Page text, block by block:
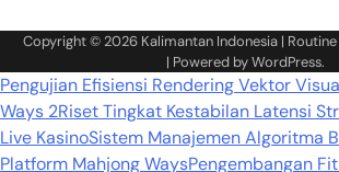
Copyright © 2026 Kalimantan Indonesia| Routine
| Powered byWordPress.
Pengujian Efisiensi Rendering Vektor
Ways 2Riset Tingkat Kestabilan Latensi
Live KasinoSistem Manajemen Algoritma
Platform Mahjong WaysPengembangan